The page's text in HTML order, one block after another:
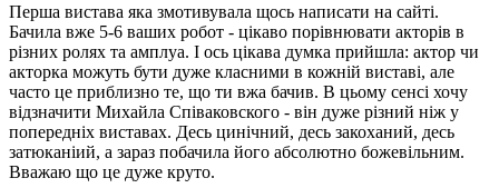
Перша вистава яка змотивувала щось написати на сайті.
Бачила вже 5-6 ваших робот - цікаво порівнювати акторів в
різних ролях та амплуа. І ось цікава думка прийшла: актор чи
акторка можуть бути дуже класними в кожній виставі, але
часто це приблизно те, що ти вжа бачив. В цьому сенсі хочу
відзначити Михайла Співаковского - він дуже різний ніж у
попередніх виставах. Десь цинічний, десь закоханий, десь
затюканіий, а зараз побачила його абсолютно божевільним.
Вважаю що це дуже круто.